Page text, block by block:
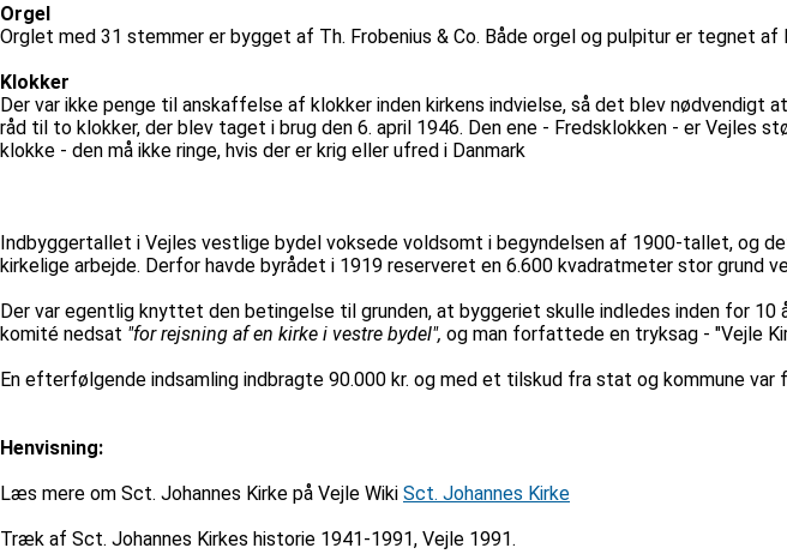
Orgel
Orglet med 31 stemmer er bygget af Th. Frobenius & Co. Både orgel og pulpitur er tegnet
Klokker
Der var ikke penge til anskaffelse af klokker inden kirkens indvielse, så det blev
råd til to klokker, der blev taget i brug den 6. april 1946. Den ene - Fredsklokken - er
klokke - den må ikke ringe, hvis der er krig eller ufred i Danmark
Indbyggertallet i Vejles vestlige bydel voksede voldsomt i begyndelsen af 1900-tallet, og
kirkelige arbejde. Derfor havde byrådet i 1919 reserveret en 6.600 kvadratmeter stor grund
Der var egentlig knyttet den betingelse til grunden, at byggeriet skulle indledes inden for
komité nedsat "for rejsning af en kirke i vestre bydel", og man forfattede en tryksag - "Vejle
En efterfølgende indsamling indbragte 90.000 kr. og med et tilskud fra stat og kommune
Henvisning:
Læs mere om Sct. Johannes Kirke på Vejle Wiki Sct. Johannes Kirke
Træk af Sct. Johannes Kirkes historie 1941-1991, Vejle 1991.